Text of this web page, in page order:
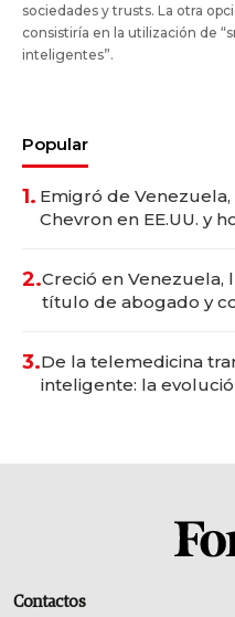
sociedades y trusts. La otra
consistiría en la utilización de
inteligentes”.
Popular
1. Emigró de
Chevron en EE.UU. y
2.Creció en Venezuela,
título de abogado y
3.De la telemedicina
inteligente: la
Contactos